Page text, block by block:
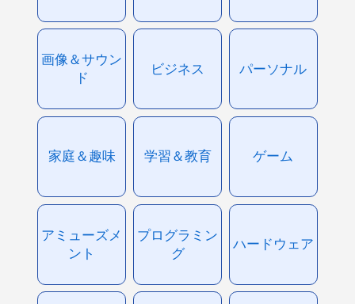
画像＆サウン
ド
ビジネス パーソナル
家庭＆趣味 学習＆教育 ゲーム
アミューズメ
ント
プログラミン
グ
ハードウェア